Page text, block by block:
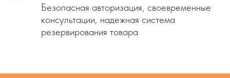
Безопасная авторизация, своевременные
консультации, надежная система
резервирования товара